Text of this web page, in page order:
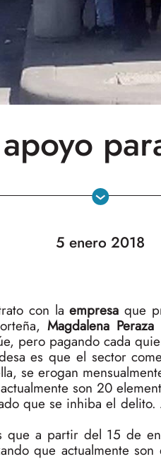
5 enero 2018
con laempresa que
Magdalena Peraza
pero pagando cada
es que el sector
se erogan
son 20
que se inhiba el
que a partir del 15 de
que actualmente